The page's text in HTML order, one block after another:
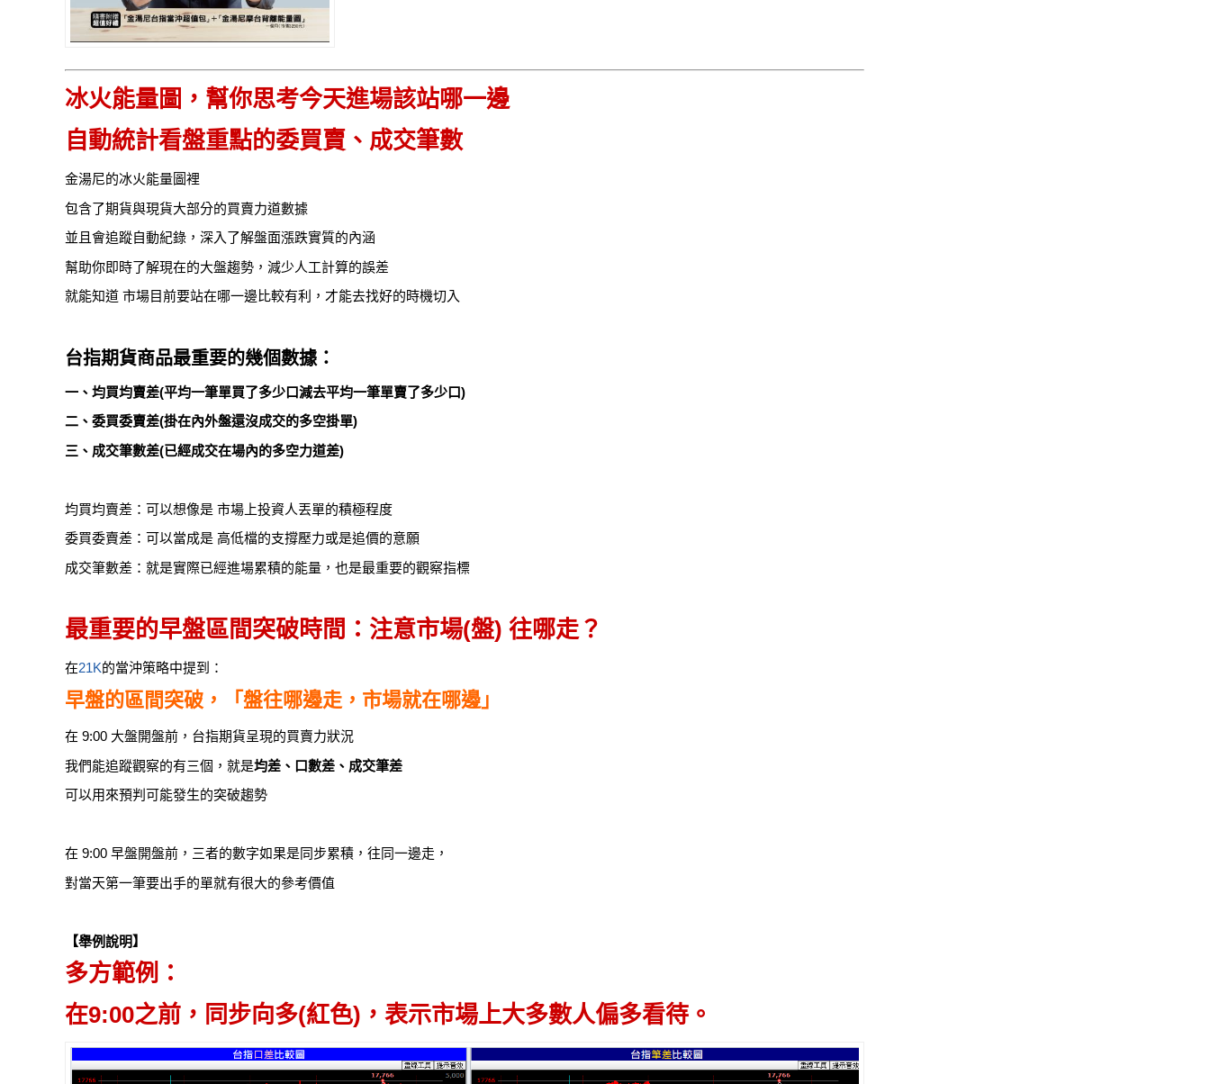
冰火能量圖，幫你思考今天進場該站哪一邊
自動統計看盤重點的委買賣、成交筆數
金湯尼的冰火能量圖裡
包含了期貨與現貨大部分的買賣力道數據
並且會追蹤自動紀錄，深入了解盤面漲跌實質的內涵
幫助你即時了解現在的大盤趨勢，減少人工計算的誤差
就能知道 市場目前要站在哪一邊比較有利，才能去找好的時機切入
台指期貨商品最重要的幾個數據：
一、均買均賣差(平均一筆單買了多少口減去平均一筆單賣了多少口)
二、委買委賣差(掛在內外盤還沒成交的多空掛單)
三、成交筆數差(已經成交在場內的多空力道差)
均買均賣差：可以想像是 市場上投資人丟單的積極程度
委買委賣差：可以當成是 高低檔的支撐壓力或是追價的意願
成交筆數差：就是實際已經進場累積的能量，也是最重要的觀察指標
最重要的早盤區間突破時間：注意市場(盤) 往哪走？
在21K的當沖策略中提到：
早盤的區間突破，「盤往哪邊走，市場就在哪邊」
在 9:00 大盤開盤前，台指期貨呈現的買賣力狀況
我們能追蹤觀察的有三個，就是均差、口數差、成交筆差
可以用來預判可能發生的突破趨勢
在 9:00 早盤開盤前，三者的數字如果是同步累積，往同一邊走，
對當天第一筆要出手的單就有很大的參考價值
【舉例說明】
多方範例：
在9:00之前，同步向多(紅色)，表示市場上大多數人偏多看待。